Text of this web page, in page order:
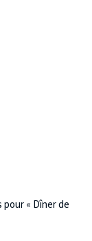
« Dîner de